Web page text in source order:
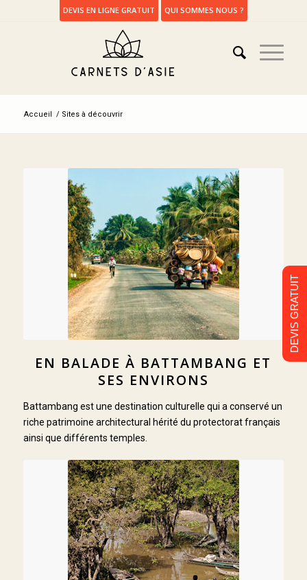
DEVIS EN LIGNE GRATUIT QUI SOMMES NOUS ?
Accueil / Sites à découvrir
EN BALADE À BATTAMBANG ET
SES ENVIRONS
Battambang est une destination culturelle qui a conservé un
riche patrimoine architectural hérité du protectorat français
ainsi que différents temples.
DEVIS GRATUIT